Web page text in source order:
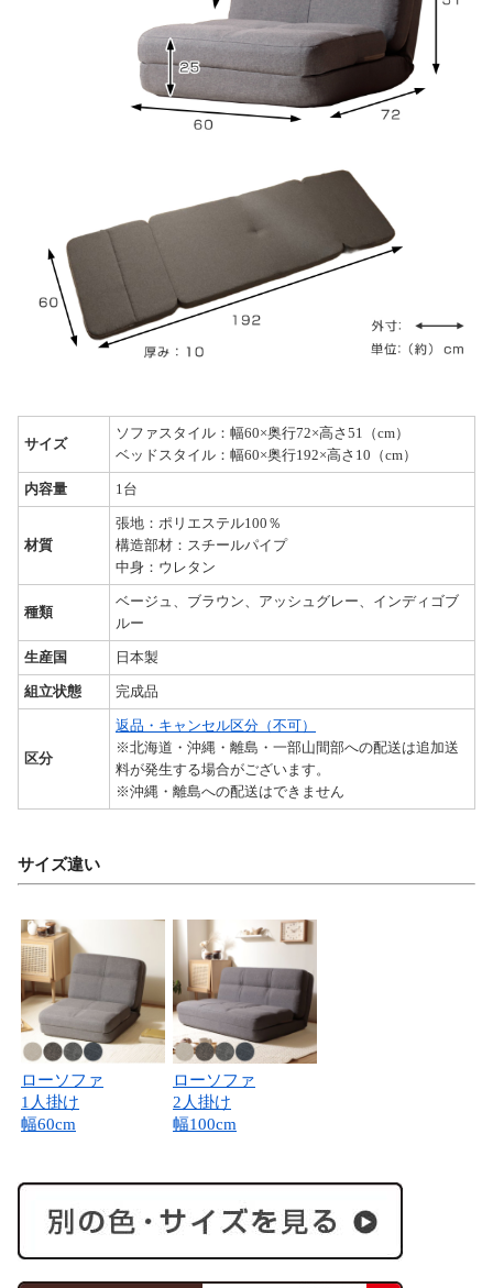
サイズ
ソファスタイル：幅60×奥行72×高さ51（cm）
ベッドスタイル：幅60×奥行192×高さ10（cm）
内容量 1台
材質
張地：ポリエステル100％
構造部材：スチールパイプ
中身：ウレタン
種類
ベージュ、ブラウン、アッシュグレー、インディゴブ
ルー
生産国 日本製
組立状態 完成品
区分
返品・キャンセル区分（不可）
※北海道・沖縄・離島・一部山間部への配送は追加送
料が発生する場合がございます。
※沖縄・離島への配送はできません
サイズ違い
ローソファ
1人掛け
幅60cm
ローソファ
2人掛け
幅100cm